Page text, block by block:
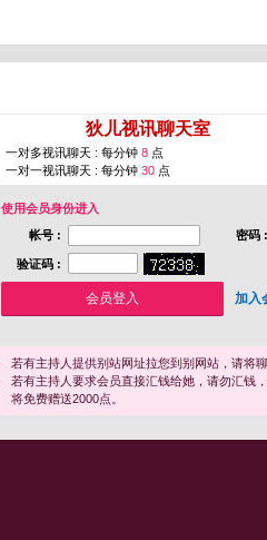
狄儿视讯聊天室
一对多视讯聊天 : 每分钟 8 点
一对一视讯聊天 : 每分钟 30 点
使用会员身份进入
帐号 :
密码 :
验证码 :
加入
若有主持人提供别站网址拉您到别网站，请将
若有主持人要求会员直接汇钱给她，请勿汇钱
将免费赠送2000点。